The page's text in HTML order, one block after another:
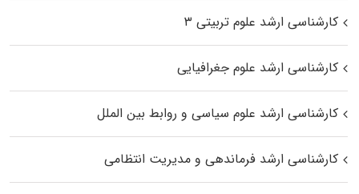
کارشناسی ارشد علوم تربیتی ۳
کارشناسی ارشد علوم جغرافیایی
کارشناسی ارشد علوم سیاسی و روابط بین الملل
کارشناسی ارشد فرماندهی و مدیریت انتظامی